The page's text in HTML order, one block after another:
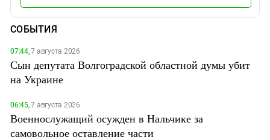
СОБЫТИЯ
07:44,7 августа 2026
Сын депутата Волгоградской областной думы убит
на Украине
06:45,7 августа 2026
Военнослужащий осужден в Нальчике за
самовольное оставление части